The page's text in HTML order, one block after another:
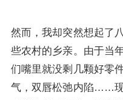
然而，我却突然想起了
些农村的乡亲。由于当
们嘴里就没剩几颗好零
气，双唇松弛内陷……